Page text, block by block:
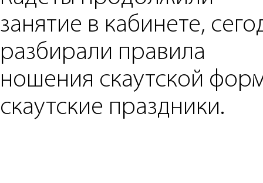
занятие в кабинете,
разбирали правила
ношения скаутской
скаутские праздники.